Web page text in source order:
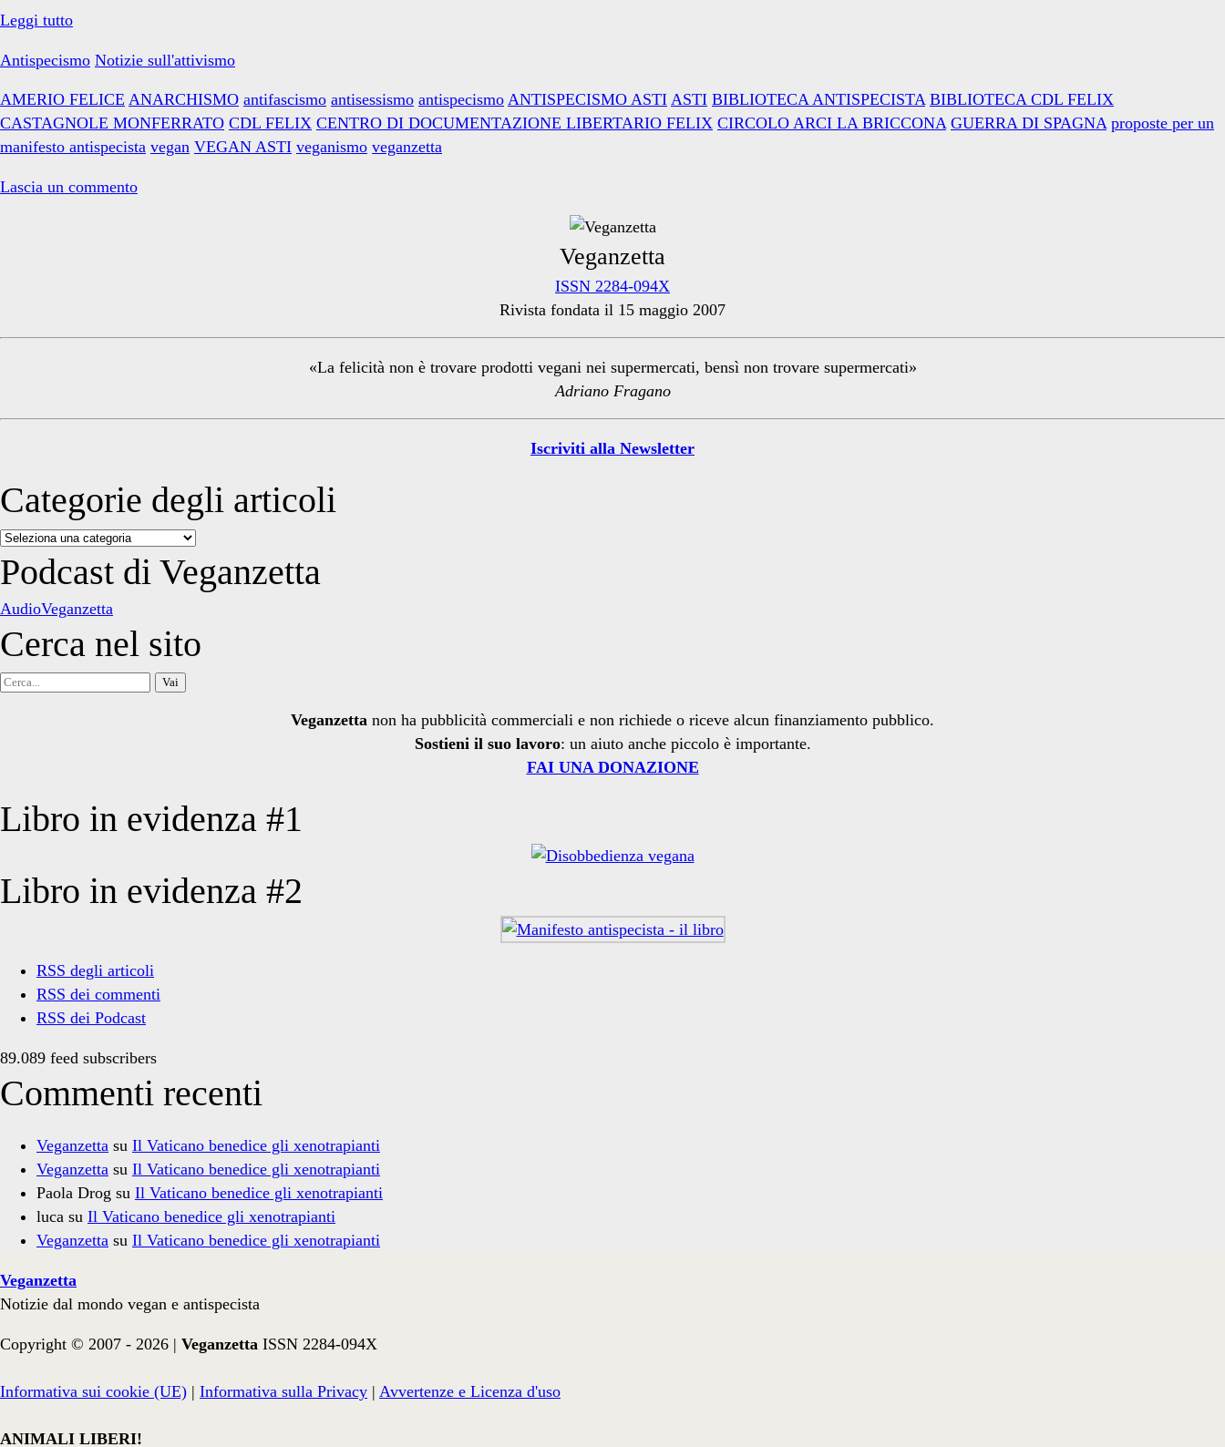
Leggi tuttoUna
biblioteca
antispecista
nel
Monferrato
Antispecismo Notizie sull'attivismo
AMERIO FELICE ANARCHISMO antifascismo antisessismo antispecismo ANTISPECISMO ASTI ASTI BIBLIOTECA ANTISPECISTA BIBLIOTECA CDL FELIX
CASTAGNOLE MONFERRATO CDL FELIX CENTRO DI DOCUMENTAZIONE LIBERTARIO FELIX CIRCOLO ARCI LA BRICCONA GUERRA DI SPAGNA proposte per un
manifesto antispecista vegan VEGAN ASTI veganismo veganzetta
Lascia un commento
Sidebar
Veganzetta
ISSN 2284-094X
Rivista fondata il 15 maggio 2007
«La felicità non è trovare prodotti vegani nei supermercati, bensì non trovare supermercati»
Adriano Fragano
Iscriviti alla Newsletter
Categorie degli articoli
Categorie
degli
articoli
Podcast di Veganzetta
AudioVeganzetta
Cerca nel sito
Cerca
Veganzetta non ha pubblicità commerciali e non richiede o riceve alcun finanziamento pubblico.
Sostieni il suo lavoro: un aiuto anche piccolo è importante.
FAI UNA DONAZIONE
Libro in evidenza #1
Libro in evidenza #2
RSS degli articoli
RSS dei commenti
RSS dei Podcast
89.089 feed subscribers
Commenti recenti
Veganzetta su Il Vaticano benedice gli xenotrapianti
Veganzetta su Il Vaticano benedice gli xenotrapianti
Paola Drog su Il Vaticano benedice gli xenotrapianti
luca su Il Vaticano benedice gli xenotrapianti
Veganzetta su Il Vaticano benedice gli xenotrapianti
Veganzetta
Notizie dal mondo vegan e antispecista
Copyright © 2007 - 2026 | Veganzetta ISSN 2284-094X
Informativa sui cookie (UE) | Informativa sulla Privacy | Avvertenze e Licenza d'uso
ANIMALI LIBERI!